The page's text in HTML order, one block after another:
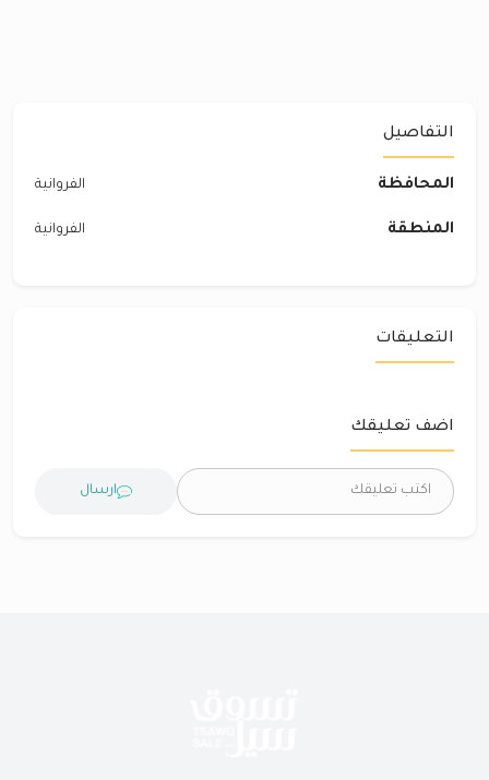
التفاصيل
المحافظة الفروانية
المنطقة الفروانية
التعليقات
اضف تعليقك
ارسال